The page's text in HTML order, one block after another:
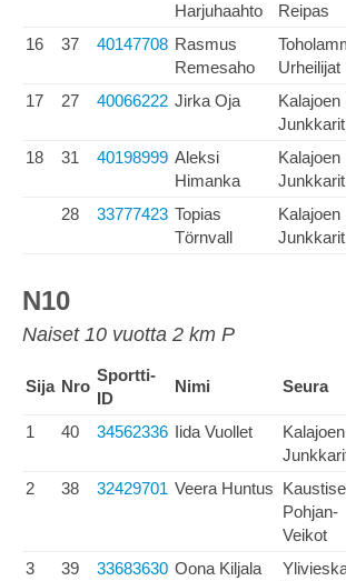
Harjuhaahto
Reipas
16 37 40147708 Rasmus
Remesaho
Urheilijat
17 27 40066222 Jirka Oja
Kalajoen
Junkkarit
18 31 40198999 Aleksi
Himanka
Kalajoen
Junkkarit
28 33777423 Topias
Törnvall
Kalajoen
Junkkarit
N10
Naiset 10 vuotta 2 km P
Sija Nro
Sportti-
ID
Nimi Seura
1 40 34562336 Iida Vuollet
Kalajoen
2 38 32429701 Veera Huntus
Pohjan-
Veikot
3 39 33683630 Oona Kiljala